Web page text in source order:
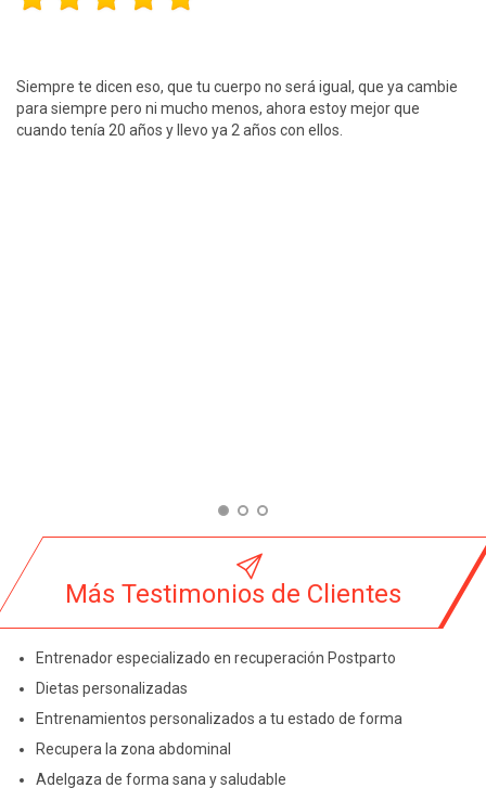
Muchos entrenadores o coges entrenos que hay por ahí y no
saben los ejercicios que no puedes hacer hasta determinado
tiempo según cómo ha ido tu parto, tu caso personal, por eso

Más Testimonios de Clientes
Entrenador especializado en recuperación Postparto
Dietas personalizadas
Entrenamientos personalizados a tu estado de forma